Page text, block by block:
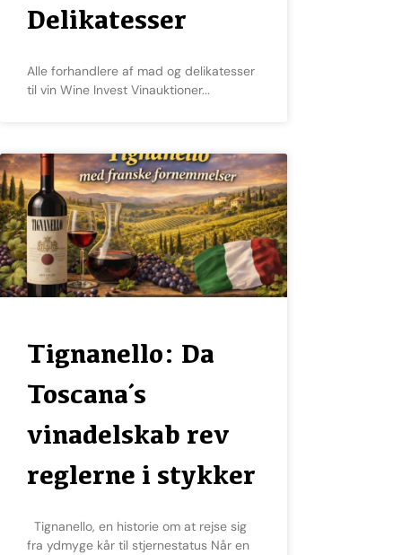
Delikatesser
Alle forhandlere af mad og delikatesser
til vin Wine Invest Vinauktioner
Tignanello: Da
Toscana´s
vinadelskab rev
reglerne i stykker
Tignanello, en historie om at rejse sig
fra ydmyge kår til stjernestatus Når en